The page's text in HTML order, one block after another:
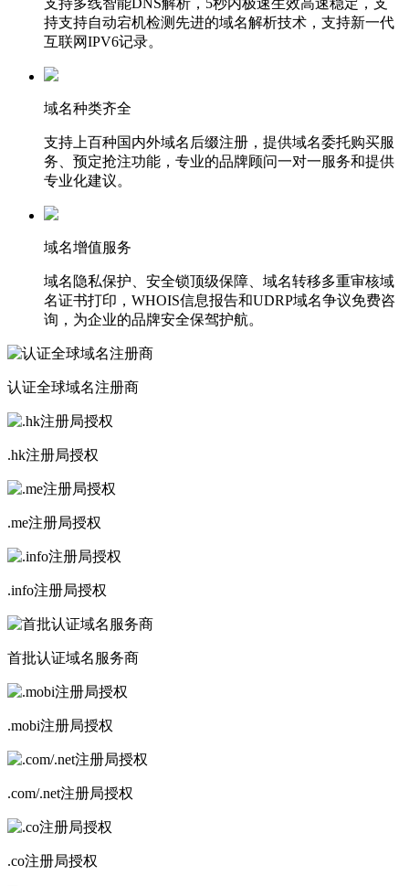
持支持自动宕机检测先进的域名解析技术，支持新一代
互联网IPV6记录。
域名种类齐全
支持上百种国内外域名后缀注册，提供域名委托购买服
务、预定抢注功能，专业的品牌顾问一对一服务和提供
专业化建议。
域名增值服务
域名隐私保护、安全锁顶级保障、域名转移多重审核域
名证书打印，WHOIS信息报告和UDRP域名争议免费咨
询，为企业的品牌安全保驾护航。
认证全球域名注册商
.hk注册局授权
.me注册局授权
.info注册局授权
首批认证域名服务商
.mobi注册局授权
.com/.net注册局授权
.co注册局授权